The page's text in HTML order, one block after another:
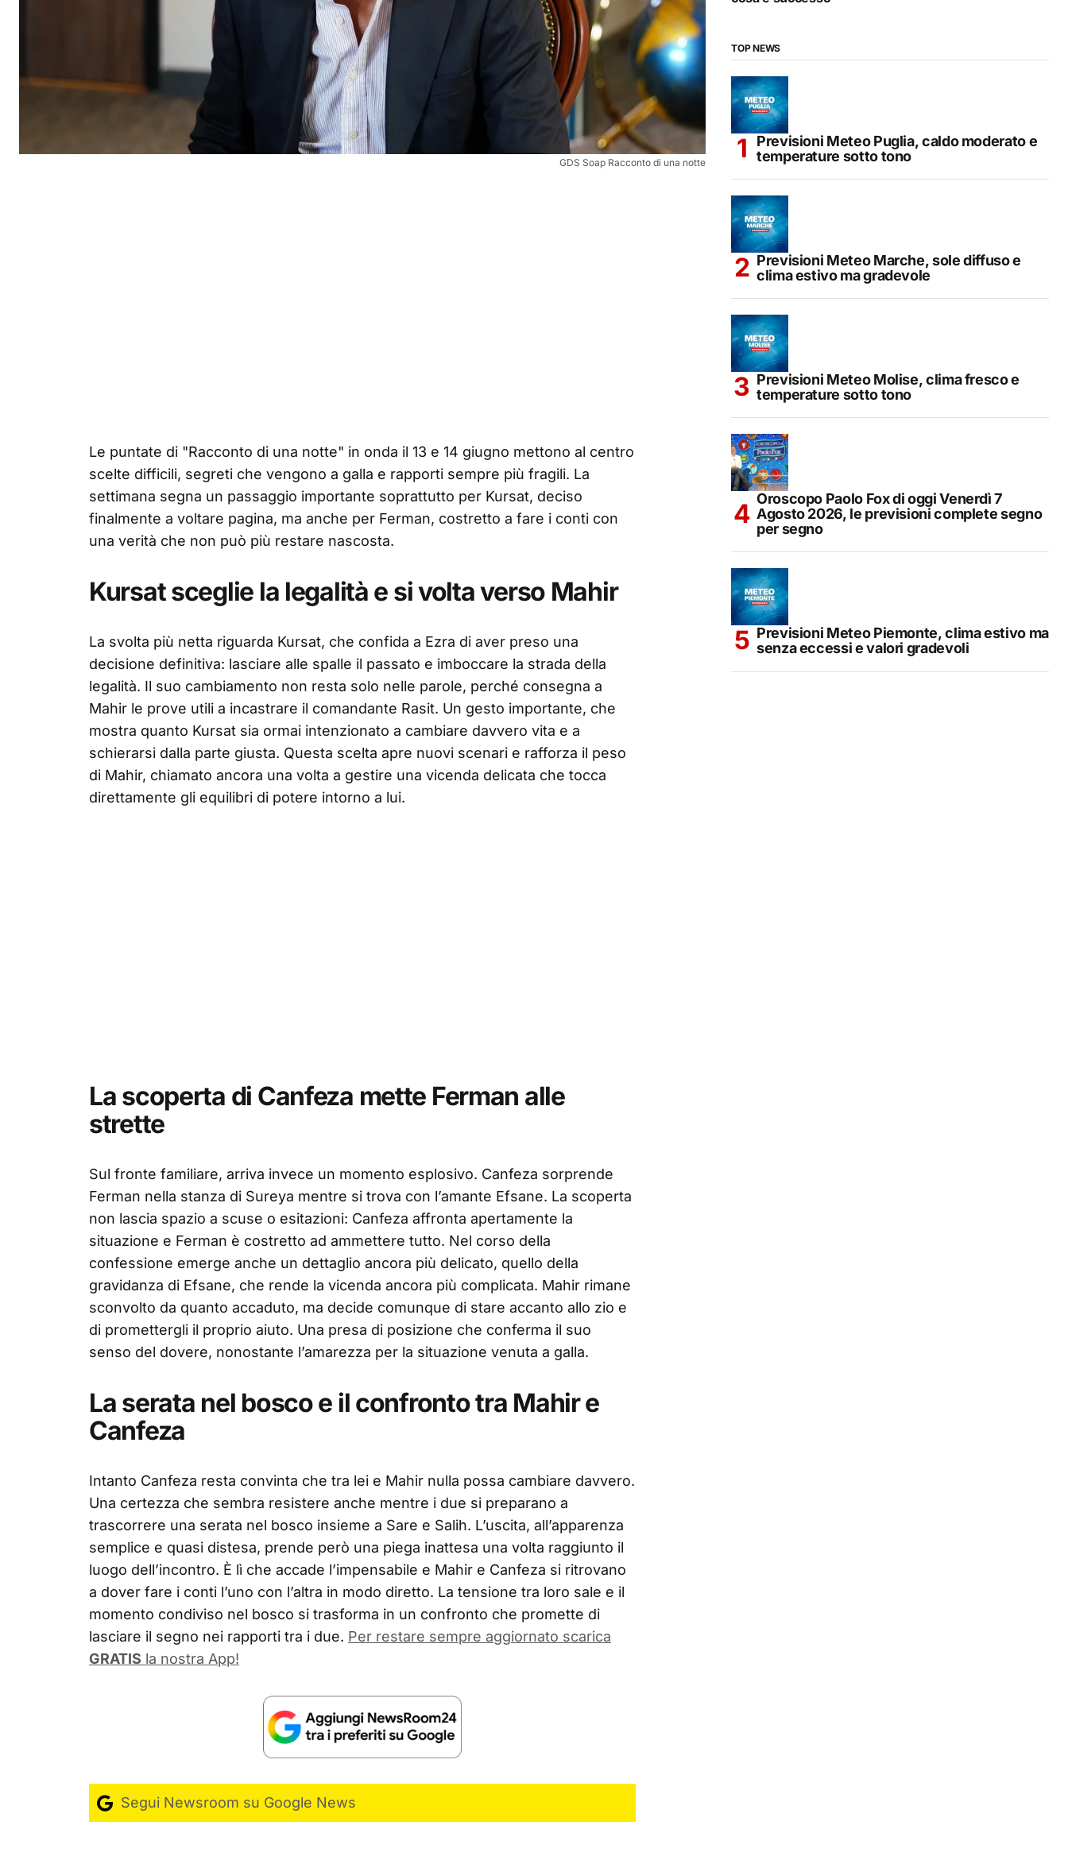
GDS Soap Racconto di una notte
Le puntate di "Racconto di una notte" in onda il 13 e 14 giugno mettono al centro
scelte difficili, segreti che vengono a galla e rapporti sempre più fragili. La
settimana segna un passaggio importante soprattutto per Kursat, deciso
finalmente a voltare pagina, ma anche per Ferman, costretto a fare i conti con
una verità che non può più restare nascosta.
Kursat sceglie la legalità e si volta verso Mahir
La svolta più netta riguarda Kursat, che confida a Ezra di aver preso una
decisione definitiva: lasciare alle spalle il passato e imboccare la strada della
legalità. Il suo cambiamento non resta solo nelle parole, perché consegna a
Mahir le prove utili a incastrare il comandante Rasit. Un gesto importante, che
mostra quanto Kursat sia ormai intenzionato a cambiare davvero vita e a
schierarsi dalla parte giusta. Questa scelta apre nuovi scenari e rafforza il peso
di Mahir, chiamato ancora una volta a gestire una vicenda delicata che tocca
direttamente gli equilibri di potere intorno a lui.
La scoperta di Canfeza mette Ferman alle
strette
Sul fronte familiare, arriva invece un momento esplosivo. Canfeza sorprende
Ferman nella stanza di Sureya mentre si trova con l’amante Efsane. La scoperta
non lascia spazio a scuse o esitazioni: Canfeza affronta apertamente la
situazione e Ferman è costretto ad ammettere tutto. Nel corso della
confessione emerge anche un dettaglio ancora più delicato, quello della
gravidanza di Efsane, che rende la vicenda ancora più complicata. Mahir rimane
sconvolto da quanto accaduto, ma decide comunque di stare accanto allo zio e
di promettergli il proprio aiuto. Una presa di posizione che conferma il suo
senso del dovere, nonostante l’amarezza per la situazione venuta a galla.
La serata nel bosco e il confronto tra Mahir e
Canfeza
Intanto Canfeza resta convinta che tra lei e Mahir nulla possa cambiare davvero.
Una certezza che sembra resistere anche mentre i due si preparano a
trascorrere una serata nel bosco insieme a Sare e Salih. L’uscita, all’apparenza
semplice e quasi distesa, prende però una piega inattesa una volta raggiunto il
luogo dell’incontro. È lì che accade l’impensabile e Mahir e Canfeza si ritrovano
a dover fare i conti l’uno con l’altra in modo diretto. La tensione tra loro sale e il
momento condiviso nel bosco si trasforma in un confronto che promette di
lasciare il segno nei rapporti tra i due. Per restare sempre aggiornato scarica
GRATIS la nostra App!
Segui Newsroom su Google News
TOP NEWS
Previsioni Meteo Puglia, caldo moderato e
temperature sotto tono
Previsioni Meteo Marche, sole diffuso e
clima estivo ma gradevole
Previsioni Meteo Molise, clima fresco e
temperature sotto tono
Oroscopo Paolo Fox di oggi Venerdì 7
Agosto 2026, le previsioni complete segno
per segno
Previsioni Meteo Piemonte, clima estivo ma
senza eccessi e valori gradevoli